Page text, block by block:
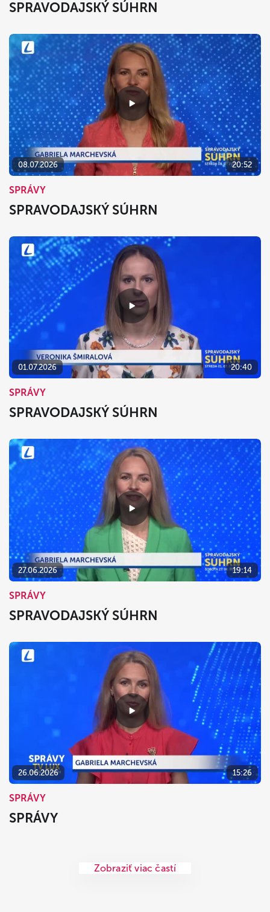
SPRAVODAJSKÝ SÚHRN
08.07.2026 20:52
SPRÁVY
SPRAVODAJSKÝ SÚHRN
01.07.2026 20:40
SPRÁVY
SPRAVODAJSKÝ SÚHRN
27.06.2026 19:14
SPRÁVY
SPRAVODAJSKÝ SÚHRN
26.06.2026 15:26
SPRÁVY
SPRÁVY
Zobraziť viac častí